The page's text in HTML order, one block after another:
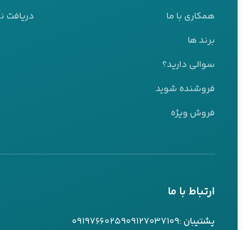
همکاری با ما
برند ها
سوالی دارید؟
فروشنده شوید
فروش ویژه
دریافت
ارتباط با ما
پشتیبان :۰۹۱۲۷۰۳۷۱۰۹۰۹۱۹۷۶۶۰۲۵۹
پشتیبانی 24 ساعته
ما اینجا هستیم تا به شما کمک کنیم
تیم پشتیبانی ما آماده پاسخگویی به سوالات شماست
کارشناس ۱
تماس تلفنی بله
کارشناس ۲